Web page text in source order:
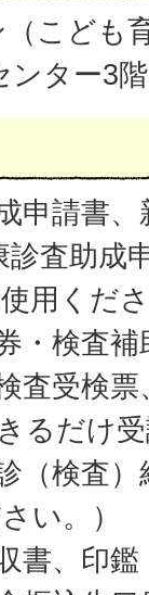
こども
ンター3階
申請書
査助成
用くだ
・検査
査受検
るだけ
（検査
い。）
書、印鑑